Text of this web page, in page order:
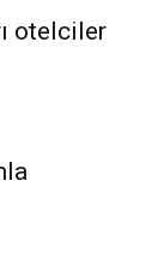
otelciler